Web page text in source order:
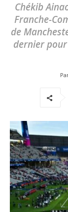
Chékib
Franche-
de
dernier